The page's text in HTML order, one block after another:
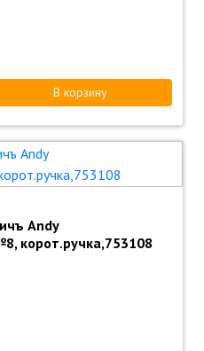
В корзину
Andy
корот.ручка,753108